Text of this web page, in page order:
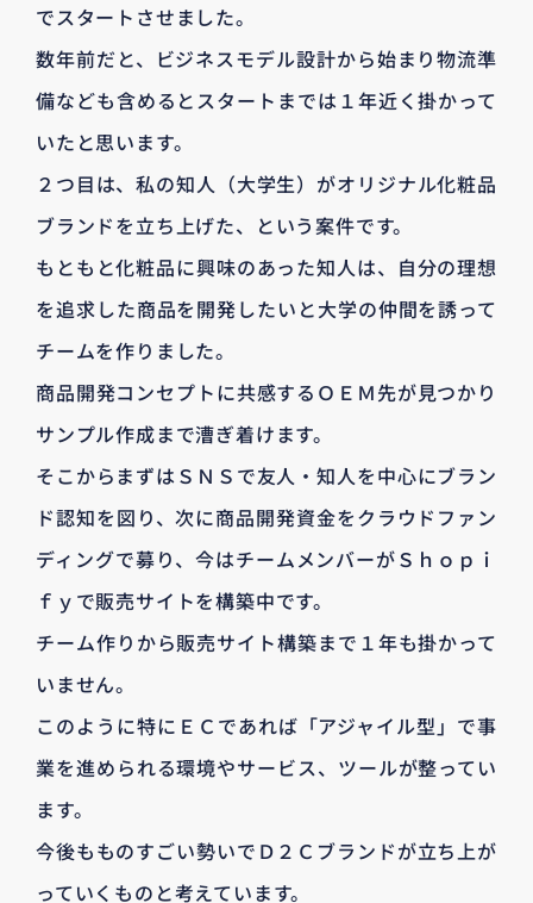
でスタートさせました。
数年前だと、ビジネスモデル設計から始まり物流準
備なども含めるとスタートまでは１年近く掛かって
いたと思います。
２つ目は、私の知人（大学生）がオリジナル化粧品
ブランドを立ち上げた、という案件です。
もともと化粧品に興味のあった知人は、自分の理想
を追求した商品を開発したいと大学の仲間を誘って
チームを作りました。
商品開発コンセプトに共感するＯＥＭ先が見つかり
サンプル作成まで漕ぎ着けます。
そこからまずはＳＮＳで友人・知人を中心にブラン
ド認知を図り、次に商品開発資金をクラウドファン
ディングで募り、今はチームメンバーがＳｈｏｐｉ
ｆｙで販売サイトを構築中です。
チーム作りから販売サイト構築まで１年も掛かって
いません。
このように特にＥＣであれば「アジャイル型」で事
業を進められる環境やサービス、ツールが整ってい
ます。
今後もものすごい勢いでＤ２Ｃブランドが立ち上が
っていくものと考えています。